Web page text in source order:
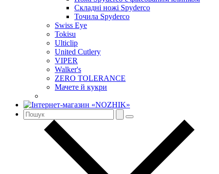
Складні ножі Spyderco
Точила Spyderco
Swiss Eye
Tokisu
Ulticlip
United Cutlery
VIPER
Walker's
ZERO TOLERANCE
Мачете й кукри